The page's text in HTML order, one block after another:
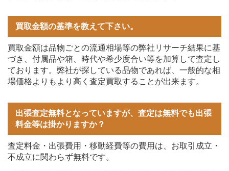
買取金額の基準を教えて下さい。
買取金額は品物ごとの流通相場等の弊社リサーチ結果に基
づき、付属品や箱、時代や希少度合い等を加算して査定し
ております。弊社が探している品物であれば、一般的な相
場価格よりもより高く査定買取することが出来ます。
出張査定無料となっていますが、査定は無料でも出張
料金等は掛かりますか？
査定料金・出張費用・移動経費等の費用は、お取引成立・
不成立に関わらず無料です。